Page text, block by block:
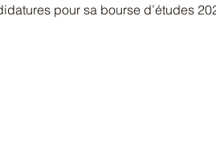
pour sa bourse d’études